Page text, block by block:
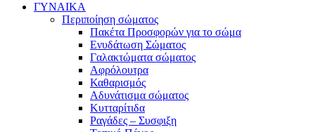
ΓΥΝΑΙΚΑ
Περιποίηση σώματος
Πακέτα Προσφορών για το σώμα
Ενυδάτωση Σώματος
Γαλακτώματα σώματος
Αφρόλουτρα
Καθαρισμός
Αδυνάτισμα σώματος
Κυτταρίτιδα
Ραγάδες – Συσφιξη